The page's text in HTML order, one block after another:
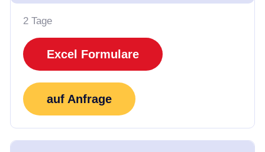
2 Tage
Excel Formulare
auf Anfrage